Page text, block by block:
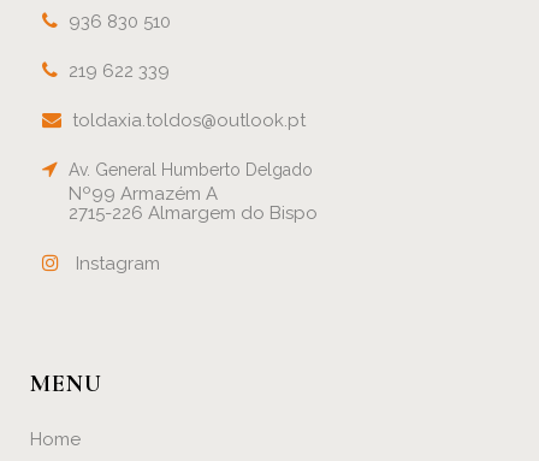
936 830 510
219 622 339
toldaxia.toldos@outlook.pt
Av. General Humberto Delgado
Nº99 Armazém A
2715-226 Almargem do Bispo
Instagram
MENU
Home